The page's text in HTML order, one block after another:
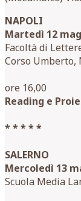
NAPOLI
Martedì 12
Facoltà di
Corso Umberto,
ore 16,00
Reading e
* * * * *
SALERNO
Mercoledì 13
Scuola Media